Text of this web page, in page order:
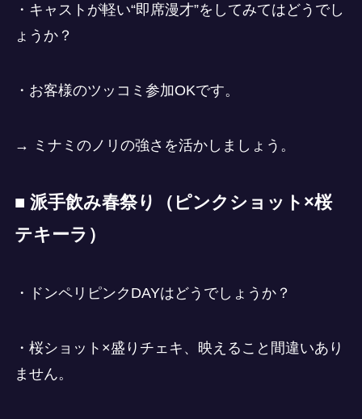
・キャストが軽い“即席漫才”をしてみてはどうでし
ょうか？
・お客様のツッコミ参加OKです。
→ ミナミのノリの強さを活かしましょう。
■ 派手飲み春祭り（ピンクショット×桜
テキーラ）
・ドンペリピンクDAYはどうでしょうか？
・桜ショット×盛りチェキ、映えること間違いあり
ません。